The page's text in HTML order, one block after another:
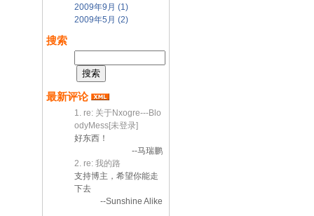
2009年9月 (1)
2009年5月 (2)
搜索
最新评论
1. re: 关于Nxogre---Blo
odyMess[未登录]
好东西！
--马瑞鹏
2. re: 我的路
支持博主，希望你能走
下去
--Sunshine Alike